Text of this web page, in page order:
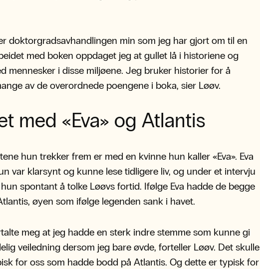
doktorgradsavhandlingen min som jeg har gjort om til en
med boken oppdaget jeg at gullet lå i historiene og
mennesker i disse miljøene. Jeg bruker historier for å
av de overordnede poengene i boka, sier Løøv.
med «Eva» og Atlantis
hun trekker frem er med en kvinne hun kaller «Eva». Eva
var klarsynt og kunne lese tidligere liv, og under et intervju
spontant å tolke Løøvs fortid. Ifølge Eva hadde de begge
øyen som ifølge legenden sank i havet.
meg at jeg hadde en sterk indre stemme som kunne gi
veiledning dersom jeg bare øvde, forteller Løøv. Det skulle
for oss som hadde bodd på Atlantis. Og dette er typisk for